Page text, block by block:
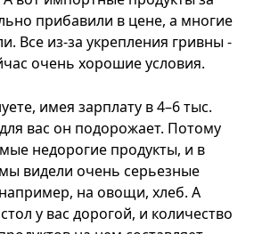
прибавили в цене, а многие
Все из-за укрепления гривны -
очень хорошие условия.
имея зарплату в 4–6 тыс.
вас он подорожает. Потому
недорогие продукты, и в
видели очень серьезные
на овощи, хлеб. А
у вас дорогой, и количество